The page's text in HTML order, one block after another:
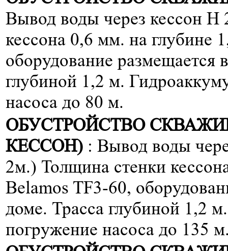
Вывод воды через кессон
кессона 0,6 мм. на глубине
оборудование размещается
глубиной 1,2 м.
насоса до 80 м.
ОБУСТРОЙСТВО
КЕССОН) : Вывод воды
2м.) Толщина стенки
Belamos TF3-60,
доме. Трасса глубиной 1,2
погружение насоса до 135